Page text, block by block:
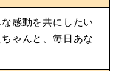
感動を共にしたい
ゃんと、毎日あな